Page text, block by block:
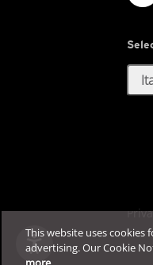
This website uses
advertising. Our Cookie